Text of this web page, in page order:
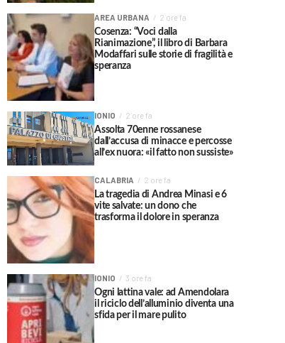
AREA URBANA 2 ore fa
Cosenza: “Voci dalla
Rianimazione”, il libro di Barbara
Modaffari sulle storie di fragilità e
speranza
IONIO 2 ore fa
Assolta 70enne rossanese
dall’accusa di minacce e percosse
all’ex nuora: «il fatto non sussiste»
CALABRIA 2 ore fa
La tragedia di Andrea Minasi e 6
vite salvate: un dono che
trasforma il dolore in speranza
IONIO 3 ore fa
Ogni lattina vale: ad Amendolara
il riciclo dell’alluminio diventa una
sfida per il mare pulito